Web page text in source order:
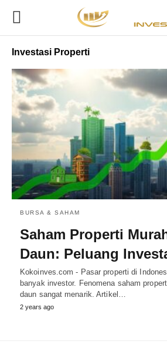
Investasi Properti
BURSA & SAHAM
Saham Properti
Daun: Peluang
Kokoinves.com - Pasar properti di
banyak investor. Fenomena saham
daun sangat menarik. Artikel…
2 years ago